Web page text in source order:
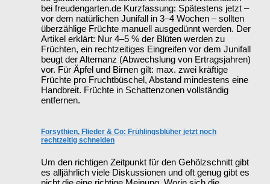
bei freudengarten.de Kurzfassung: Spätestens jetzt –
vor dem natürlichen Junifall in 3–4 Wochen – sollten
überzählige Früchte manuell ausgedünnt werden. Der
Artikel erklärt: Nur 4–5 % der Blüten werden zu
Früchten, ein rechtzeitiges Eingreifen vor dem Junifall
beugt der Alternanz (Abwechslung von Ertragsjahren)
vor. Für Äpfel und Birnen gilt: max. zwei kräftige
Früchte pro Fruchtbüschel, Abstand mindestens eine
Handbreit. Früchte in Schattenzonen vollständig
entfernen.
Forsythien, Flieder & Co: Frühlingsblüher jetzt noch
rechtzeitig schneiden
Um den richtigen Zeitpunkt für den Gehölzschnitt gibt
es alljährlich viele Diskussionen und oft genug gibt es